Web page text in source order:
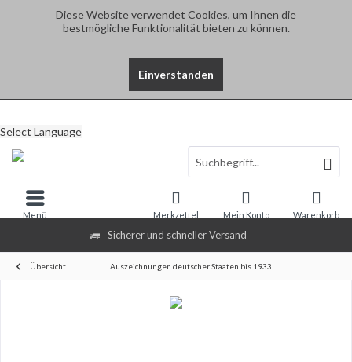
Diese Website verwendet Cookies, um Ihnen die
bestmögliche Funktionalität bieten zu können.
Einverstanden
Sicherer und schneller Versand
Select Language
Warenkorb
Merkzettel Mein Konto
Menü
Übersicht Auszeichnungen deutscher Staaten bis 1933